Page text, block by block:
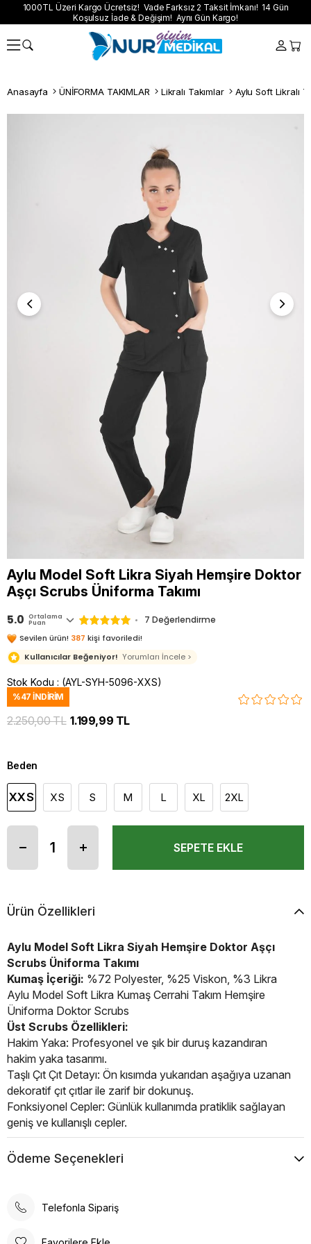
1000TL Üzeri Kargo Ücretsiz! Vade Farksız 2 Taksit İmkanı! 14 Gün
Koşulsuz İade & Değişim! Aynı Gün Kargo!
Anasayfa ÜNİFORMA TAKIMLAR Likralı Takımlar Aylu Soft Likralı
Aylu Model Soft Likra Siyah Hemşire Doktor
Aşçı Scrubs Üniforma Takımı
5.0 Ortalama
Puan 7 Değerlendirme
Sevilen ürün! 387 kişi favoriledi!
Kullanıcılar Beğeniyor! Yorumları İncele >
Stok Kodu (AYL-SYH-5096-XXS)
%47 İNDIRIM
2.250,00 TL 1.199,99 TL
Beden
XXS XS S M L XL 2XL
Ürün Özellikleri
Aylu Model Soft Likra Siyah Hemşire Doktor Aşçı
Scrubs Üniforma Takımı
Kumaş İçeriği: %72 Polyester, %25 Viskon, %3 Likra
Aylu Model Soft Likra Kumaş Cerrahi Takım Hemşire
Üniforma Doktor Scrubs
Üst Scrubs Özellikleri:
Hakim Yaka: Profesyonel ve şık bir duruş kazandıran
hakim yaka tasarımı.
Taşlı Çıt Çıt Detayı: Ön kısımda yukarıdan aşağıya uzanan
dekoratif çıt çıtlar ile zarif bir dokunuş.
Fonksiyonel Cepler: Günlük kullanımda pratiklik sağlayan
geniş ve kullanışlı cepler.
Soft Kumaş: Nefes alabilen, esnek ve yüksek kaliteli
kumaş.
geniş ve derindir.
Lastikli esnek bel bandı sayesinde her bedende rahat
Ödeme Seçenekleri
Telefonla Sipariş